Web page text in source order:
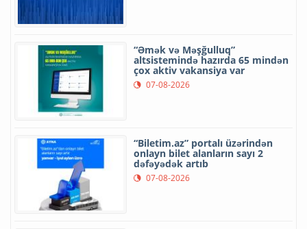
“Əmək və Məşğulluq”
altsistemində hazırda 65 mindən
çox aktiv vakansiya var
07-08-2026
“Biletim.az” portalı üzərindən
onlayn bilet alanların sayı 2
dəfəyədək artıb
07-08-2026